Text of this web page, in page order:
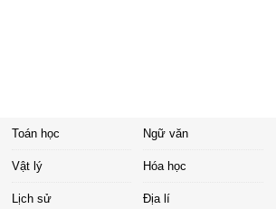
Toán học Ngữ văn
Vật lý Hóa học
Lịch sử Địa lí